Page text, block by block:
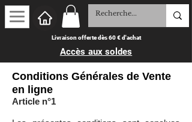
Livraison offerte dès 60 € d'achat
Accès aux soldes
Conditions Générales de Vente
en ligne
Article n°1